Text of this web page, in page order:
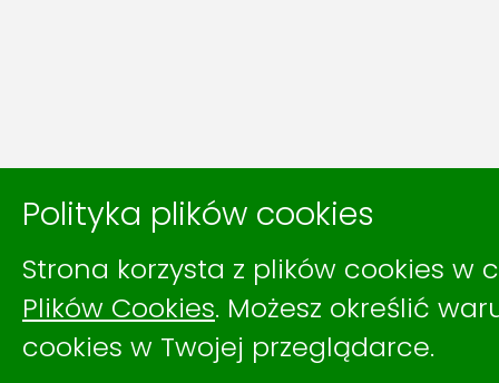
Polityka plików cookies
Strona korzysta z plików cookies w
Plików Cookies. Możesz określić
cookies w Twojej przeglądarce.